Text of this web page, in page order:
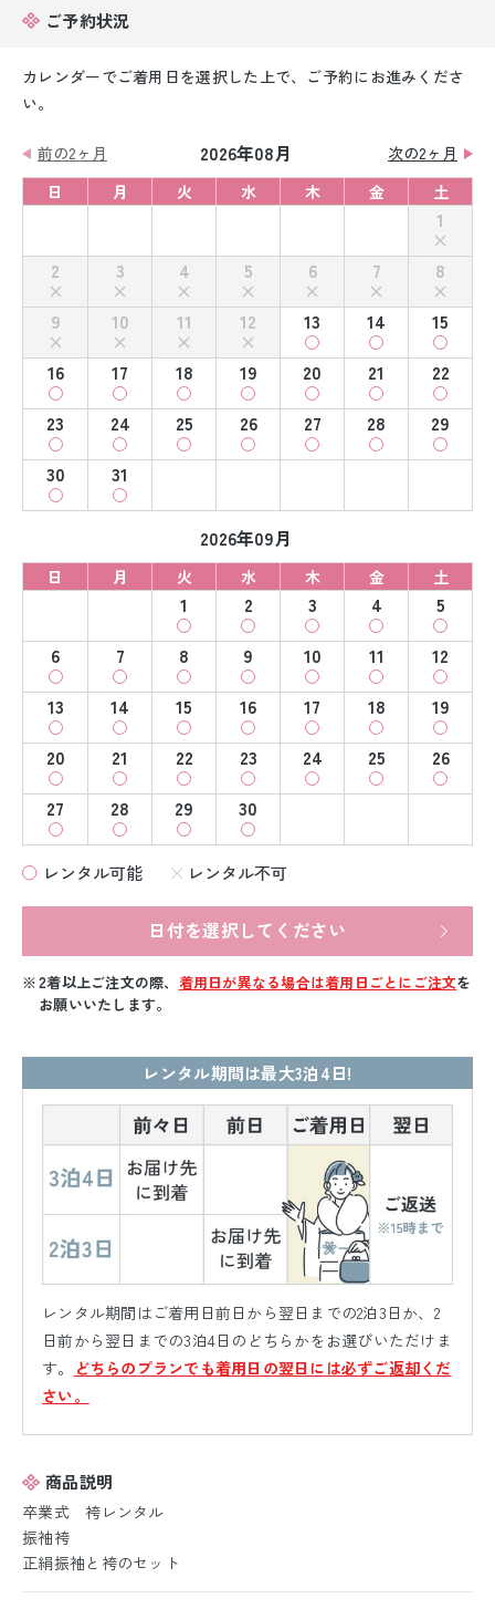
ご予約状況
カレンダーでご着用日を選択した上で、ご予約にお進みくださ
い。
前の2ヶ月 2026年08月
次の2ヶ月
日
月 火 水 木 金 土
1
2
3 4 5 6 7
8
9
10 11 12 13 14
15
16
17 18 19 20 21
22
23
24 25 26 27 28
29
30
31
2026年09月
日 月 火 水 木 金 土
1 2 3 4
5
6
7 8 9 10 11
12
13
14 15 16 17 18
19
20
21 22 23 24 25
26
27
28 29 30
レンタル可能 レンタル不可
日付を選択してください
2着以上ご注文の際、 着用日が異なる場合は着用日ごとにご注文を
お願いいたします。
レンタル期間は最大3泊4日!
レンタル期間はご着用日前日から翌日までの2泊3日か、2
日前から翌日までの3泊4日のどちらかをお選びいただけま
す。
どちらのプランでも着用日の翌日には必ずご返却くだ
さい。
商品説明
卒業式 袴レンタル
振袖袴
正絹振袖と袴のセット